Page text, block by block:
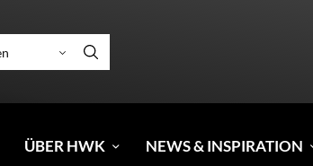
ÜBER HWK
NEWS & INSPIRATION